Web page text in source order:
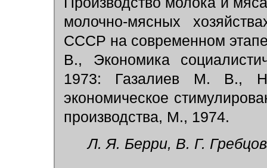
молочно-мясных
СССР на современном
В., Экономика
1973: Газалиев М. В.,
экономическое
производства, М., 1974.
Л. Я. Берри, В. Г.